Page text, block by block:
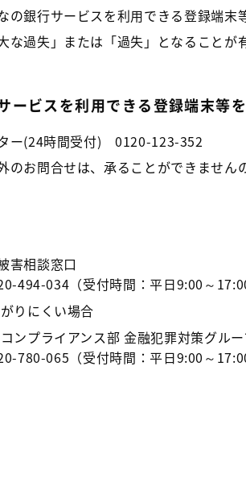
の銀行サービスを利用できる登録端
な過失」または「過失」となることが
ービスを利用できる登録端末等
ー(24時間受付) 0120-123-352
お問合せは、承ることができません
害相談窓口
494-034 （受付時間：平日9:00～
りにくい場合
ンプライアンス部 金融犯罪対策グル
780-065 （受付時間：平日9:00～